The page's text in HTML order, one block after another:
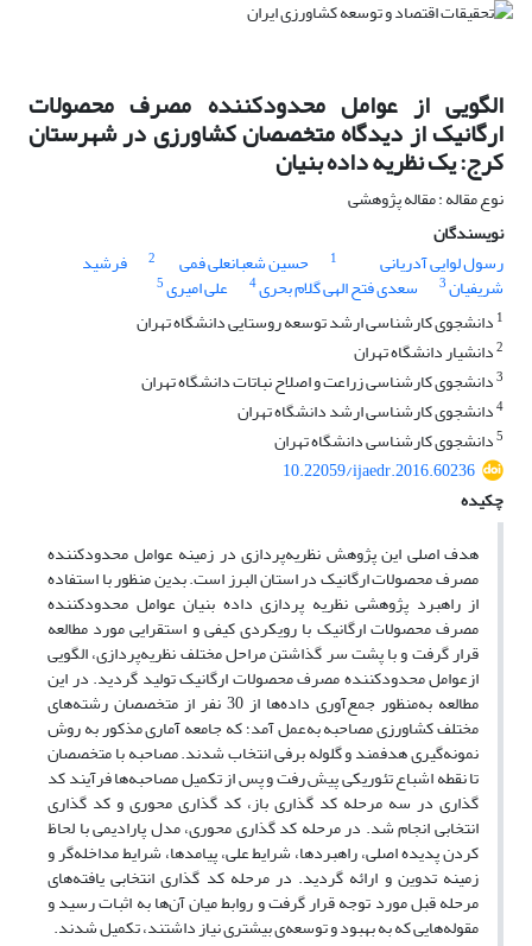
الگویی از عوامل محدودکننده مصرف محصولات
ارگانیک از دیدگاه متخصصان کشاورزی در شهرستان
کرج: یک نظریه داده بنیان
نوع مقاله : مقاله پژوهشی
نویسندگان
رسول لوایی آدریانی
1 حسین شعبانعلی فمی 2 فرشید
شریفیان3 سعدی فتح الهی گلام بحری4 علی امیری5
1 دانشجوی کارشناسی ارشد توسعه روستایی دانشگاه تهران
2دانشیار دانشگاه تهران
3دانشجوی کارشناسی زراعت و اصلاح نباتات دانشگاه تهران
4دانشجوی کارشناسی ارشد دانشگاه تهران
5دانشجوی کارشناسی دانشگاه تهران
10.22059/ijaedr.2016.60236
چکیده
هدف اصلی این پژوهش نظریه‌پردازی در زمینه عوامل محدودکننده
مصرف محصولات ارگانیک در استان البرز است. بدین منظور با استفاده
از راهبرد پژوهشی نظریه پردازی داده بنیان عوامل محدودکننده
مصرف محصولات ارگانیک با رویکردی کیفی و استقرایی مورد مطالعه
قرار گرفت و با پشت سر گذاشتن مراحل مختلف نظریه‌پردازی، الگویی
ازعوامل محدودکننده مصرف محصولات ارگانیک تولید گردید. در این
مطالعه به‌منظور جمع‌آوری داده‌ها از 30 نفر از متخصصان رشته‌های
مختلف کشاورزی مصاحبه به‌عمل آمد؛ که جامعه آماری مذکور به روش
نمونه‌گیری هدفمند و گلوله برفی انتخاب شدند. مصاحبه با متخصصان
تا نقطه اشباع تئوریکی پیش رفت و پس از تکمیل مصاحبه‌ها فرآیند کد
گذاری در سه مرحله کد گذاری باز، کد گذاری محوری و کد گذاری
انتخابی انجام شد. در مرحله کد گذاری محوری، مدل پارادیمی با لحاظ
کردن پدیده اصلی، راهبردها، شرایط علی، پیامدها، شرایط مداخله‌گر و
زمینه تدوین و ارائه گردید. در مرحله کد گذاری انتخابی یافته‌های
مرحله قبل مورد توجه قرار گرفت و روابط میان آن‌ها به اثبات رسید و
مقوله‌هایی که به بهبود و توسعه‌ی بیشتری نیاز داشتند، تکمیل شدند.